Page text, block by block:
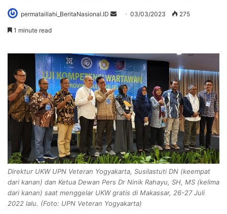
permataillahi_BeritaNasional.ID
a
n
e
m
a
03/03/2023 275
1 minute read
Direktur UKW UPN Veteran Yogyakarta, Susilastuti DN (keempat
dari kanan) dan Ketua Dewan Pers Dr Ninik Rahayu, SH, MS (kelima
dari kanan) saat menggelar UKW gratis di Makassar, 26-27 Juli
2022 lalu. (Foto: UPN Veteran Yogyakarta)